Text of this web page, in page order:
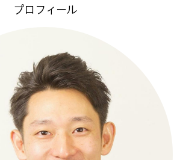
プロフィール